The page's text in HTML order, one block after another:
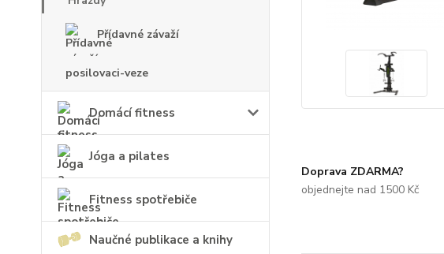
Přídavné závaží
posilovaci-veze
Domácí fitness
Jóga a pilates
Fitness spotřebiče
Naučné publikace a knihy
Doprava ZDARMA?
objednejte nad 1500 Kč